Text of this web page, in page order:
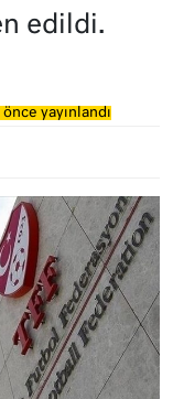
edildi.
yayınlandı